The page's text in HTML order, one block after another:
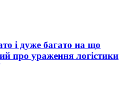
і дуже багато на що
про ураження логістики